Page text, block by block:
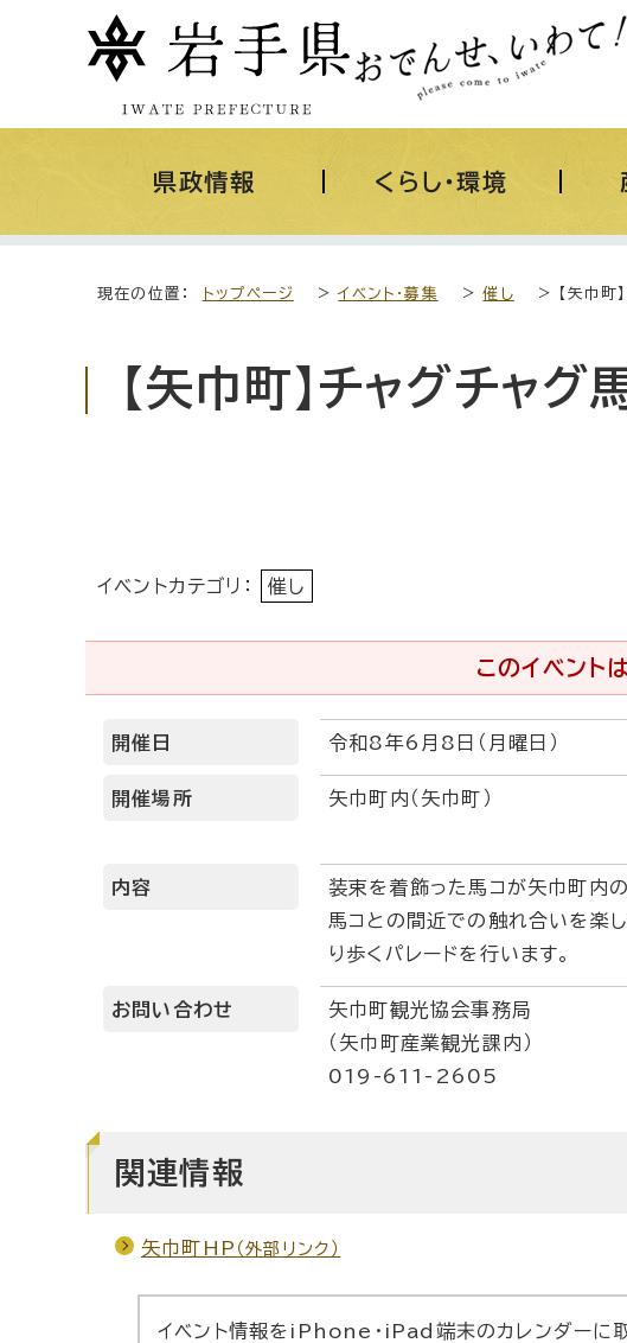
県政情報 くらし・環境
現在の位置： トップページ >イベント・募集 >催し > 【矢巾町
【矢巾町】チャグチャ
イベントカテゴリ： 催し
このイベント
開催日 令和8年6月8日（月曜日）
開催場所 矢巾町内（矢巾町）
内容
装束を着飾った馬コが矢巾町内
馬コとの間近での触れ合いを楽
り歩くパレードを行います。
お問い合わせ
矢巾町観光協会事務局
（矢巾町産業観光課内）
019-611-2605
関連情報
矢巾町HP （外部リンク）
イベント情報をiPhone・iPad端末のカレンダーに取